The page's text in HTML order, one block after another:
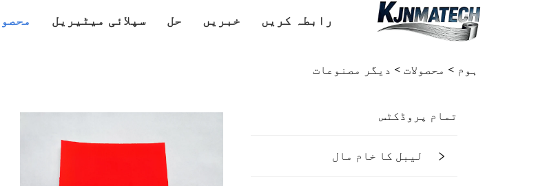
سپلائی میٹیریل حل خبریں رابطہ کریں
ہوم > محصولات > دیگر مصنوعات
تمام پروڈکٹس
لیبل کا خام مال